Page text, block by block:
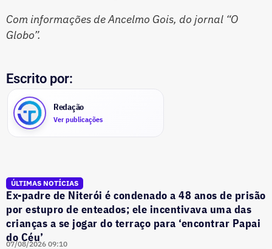
Com informações de Ancelmo Gois, do jornal “O
Globo”.
Escrito por:
Redação
Ver publicações
ÚLTIMAS NOTÍCIAS
Ex-padre de Niterói é condenado a 48 anos de prisão
por estupro de enteados; ele incentivava uma das
crianças a se jogar do terraço para ‘encontrar Papai
do Céu’
07/08/2026 09:10